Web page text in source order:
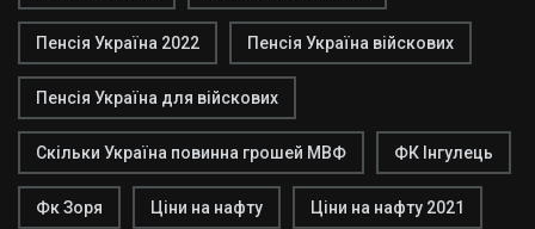
Пенсія Україна 2022 Пенсія Україна війскових
Пенсія Україна для війскових
Скільки Україна повинна грошей МВФ ФК Інгулець
Фк Зоря Ціни на нафту Ціни на нафту 2021